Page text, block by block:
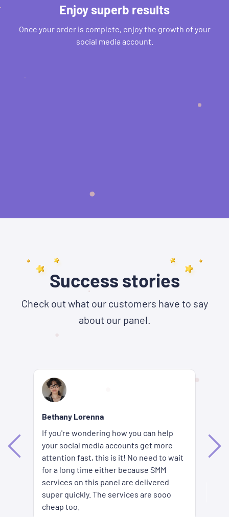
Enjoy superb results
Once your order is complete, enjoy the growth of your
social media account.
Success stories
Check out what our customers have to say
about our panel.
Bethany Lorenna
If you're wondering how you can help
your social media accounts get more
attention fast, this is it! No need to wait
for a long time either because SMM
services on this panel are delivered
super quickly. The services are sooo
cheap too.